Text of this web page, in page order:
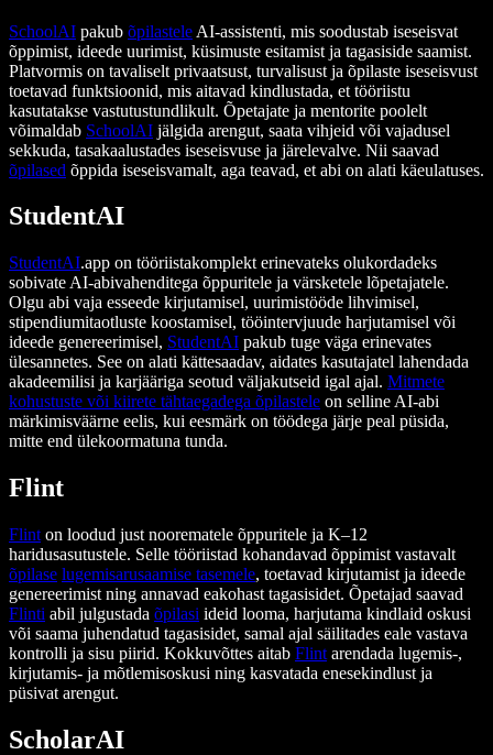
SchoolAI pakub õpilastele AI-assistenti, mis soodustab iseseisvat
õppimist, ideede uurimist, küsimuste esitamist ja tagasiside saamist.
Platvormis on tavaliselt privaatsust, turvalisust ja õpilaste iseseisvust
toetavad funktsioonid, mis aitavad kindlustada, et tööriistu
kasutatakse vastutustundlikult. Õpetajate ja mentorite poolelt
võimaldab SchoolAI jälgida arengut, saata vihjeid või vajadusel
sekkuda, tasakaalustades iseseisvuse ja järelevalve. Nii saavad
õpilased õppida iseseisvamalt, aga teavad, et abi on alati käeulatuses.
StudentAI
StudentAI.app on tööriistakomplekt erinevateks olukordadeks
sobivate AI-abivahenditega õppuritele ja värsketele lõpetajatele.
Olgu abi vaja esseede kirjutamisel, uurimistööde lihvimisel,
stipendiumitaotluste koostamisel, tööintervjuude harjutamisel või
ideede genereerimisel, StudentAI pakub tuge väga erinevates
ülesannetes. See on alati kättesaadav, aidates kasutajatel lahendada
akadeemilisi ja karjääriga seotud väljakutseid igal ajal. Mitmete
kohustuste või kiirete tähtaegadega õpilastele on selline AI-abi
märkimisväärne eelis, kui eesmärk on töödega järje peal püsida,
mitte end ülekoormatuna tunda.
Flint
Flint on loodud just noorematele õppuritele ja K–12
haridusasutustele. Selle tööriistad kohandavad õppimist vastavalt
õpilase lugemisarusaamise tasemele, toetavad kirjutamist ja ideede
genereerimist ning annavad eakohast tagasisidet. Õpetajad saavad
Flinti abil julgustada õpilasi ideid looma, harjutama kindlaid oskusi
või saama juhendatud tagasisidet, samal ajal säilitades eale vastava
kontrolli ja sisu piirid. Kokkuvõttes aitab Flint arendada lugemis-,
kirjutamis- ja mõtlemisoskusi ning kasvatada enesekindlust ja
püsivat arengut.
ScholarAI